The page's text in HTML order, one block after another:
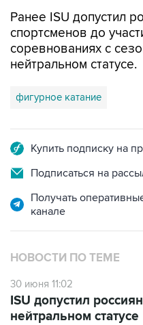
Ранее ISU допустил
спортсменов до
соревнованиях с
нейтральном статусе.
фигурное катание
Купить подписку на
Подписаться на
Получать
канале
НОВОСТИ ПО ТЕМЕ
30 июня 11:02
ISU допустил
нейтральном статусе